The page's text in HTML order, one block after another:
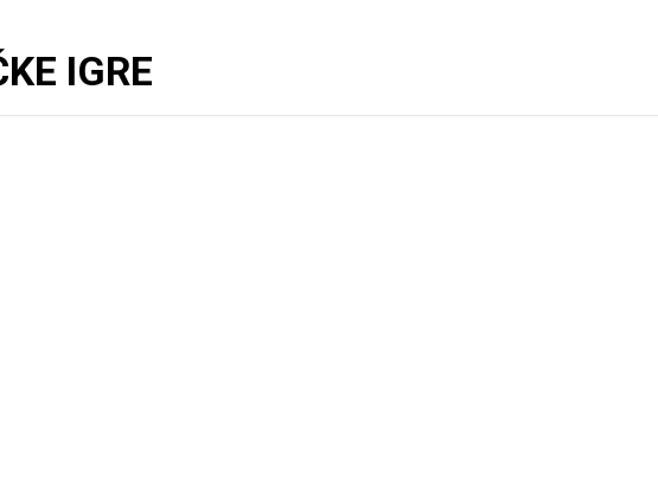
IGRE